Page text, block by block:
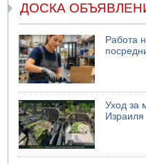
ДОСКА
Работа
Уход за
Израиля